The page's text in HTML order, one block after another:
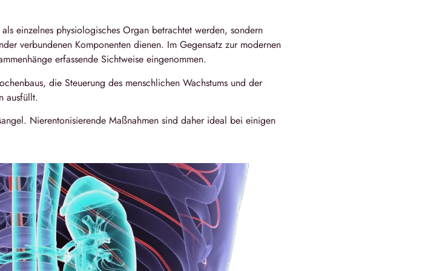
einzelnes physiologisches Organ betrachtet werden, sondern
verbundenen Komponenten dienen. Im Gegensatz zur modernen
erfassende Sichtweise eingenommen.
die Steuerung des menschlichen Wachstums und der
ausfüllt.
Nierentonisierende Maßnahmen sind daher ideal bei einigen